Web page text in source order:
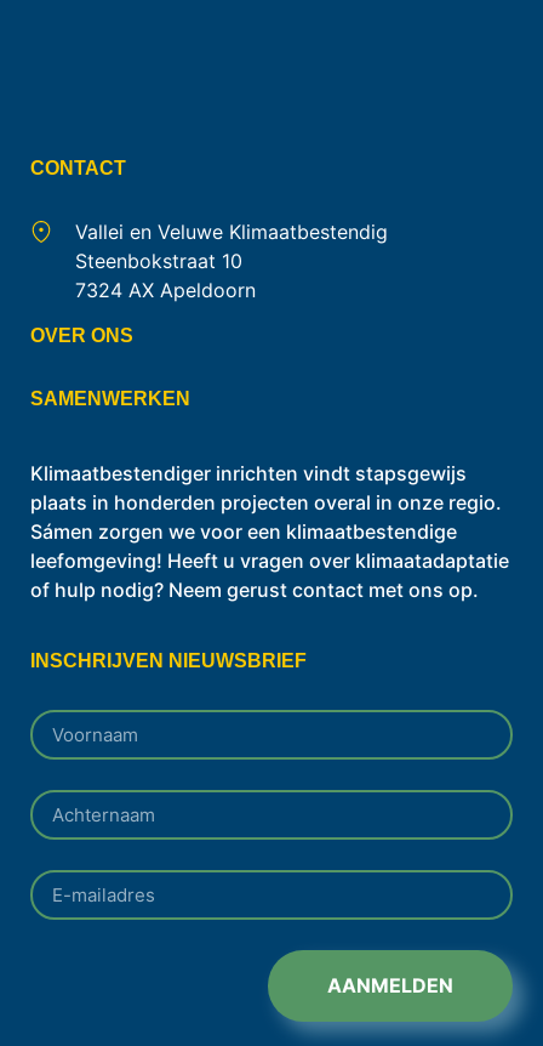
CONTACT
Vallei en Veluwe Klimaatbestendig
Steenbokstraat 10
7324 AX Apeldoorn
OVER ONS
SAMENWERKEN
Klimaatbestendiger inrichten vindt stapsgewijs
plaats in honderden projecten overal in onze regio.
Sámen zorgen we voor een klimaatbestendige
leefomgeving! Heeft u vragen over klimaatadaptatie
of hulp nodig? Neem gerust contact met ons op.
INSCHRIJVEN NIEUWSBRIEF
AANMELDEN